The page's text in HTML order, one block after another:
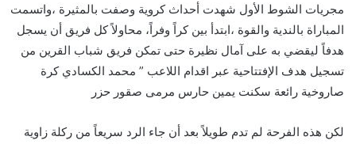
مجريات الشوط الأول شهدت أحداث كروية وصفت بالمثيرة ،واتسمت
المباراة بالندية والقوة ،ابتدأ بين كراً وفراً، محاولاً كل فريق أن يسجل
هدفاً ليقضي به على آمال نظيرة حتى تمكن فريق شباب القرين من
تسجيل هدف الإفتتاحية عبر اقدام اللاعب ” محمد الكسادي كرة
صاروخية رائعة سكنت يمين حارس مرمى صقور حزر
لكن هذه الفرحة لم تدم طويلاً بعد أن جاء الرد سريعاً من ركلة زاوية